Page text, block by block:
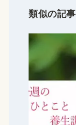
類似の記事